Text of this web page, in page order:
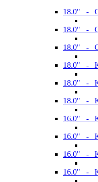
18.0" -
18.0" -
18.0" -
18.0" -
18.0" -
18.0" -
16.0" -
16.0" -
16.0" -
16.0" -